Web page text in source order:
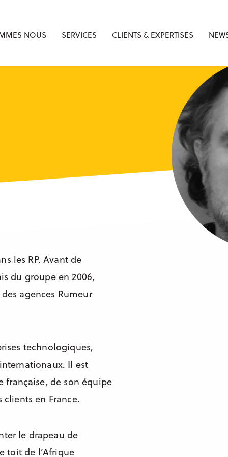
NOUS SERVICES CLIENTS & EXPERTISES
les RP. Avant de
du groupe en 2006,
agences Rumeur
technologiques,
Il est
française, de son équipe
en France.
le drapeau de
toit de l’Afrique